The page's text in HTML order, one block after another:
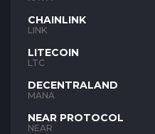
CHAINLINK
LINK
LITECOIN
LTC
DECENTRALAND
MANA
NEAR PROTOCOL
NEAR